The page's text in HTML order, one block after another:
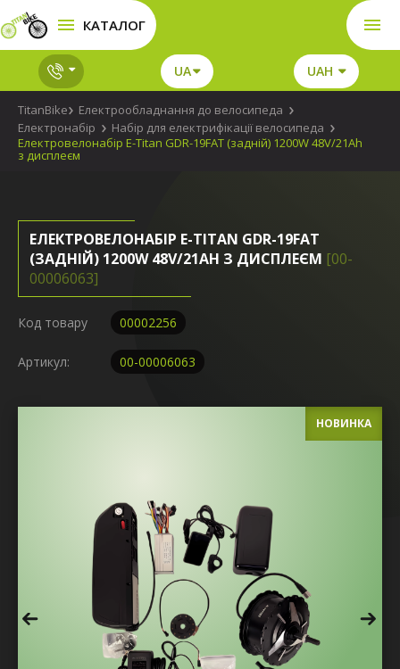
КАТАЛОГ
UA UAH
TitanBike
Електрообладнання до велосипеда
Електронабір
Набір для електрифікації велосипеда
Електровелонабір E-Titan GDR-19FAT (задній) 1200W 48V/21Ah
з дисплеєм
ЕЛЕКТРОВЕЛОНАБІР E-TITAN GDR-19FAT
(ЗАДНІЙ) 1200W 48V/21AH З ДИСПЛЕЄМ [00-
00006063]
Код товару 00002256
Артикул: 00-00006063
НОВИНКА